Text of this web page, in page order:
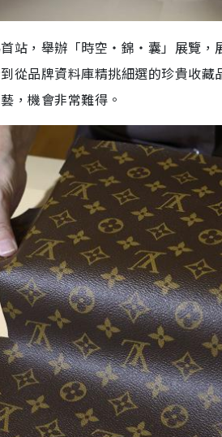
站，舉辦「時空‧錦‧囊」展覽，
從品牌資料庫精挑細選的珍貴收藏
，機會非常難得。